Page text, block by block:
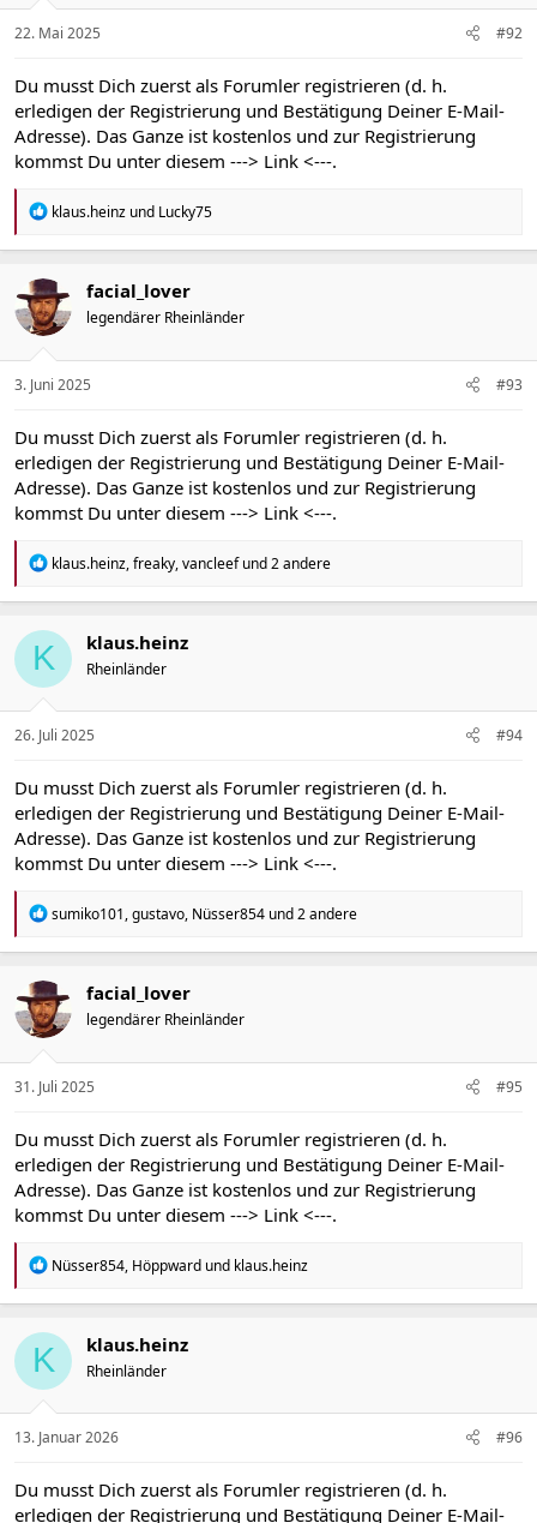
e
n
22. Mai 2025 #92
Du musst Dich zuerst als Forumler registrieren (d. h.
erledigen der Registrierung und Bestätigung Deiner E-Mail-
Adresse). Das Ganze ist kostenlos und zur Registrierung
kommst Du unter diesem ---> Link <---.
R
a
t
i
o
e
n
klaus.heinz und Lucky75
facial_lover
legendärer Rheinländer
3. Juni 2025 #93
Du musst Dich zuerst als Forumler registrieren (d. h.
erledigen der Registrierung und Bestätigung Deiner E-Mail-
Adresse). Das Ganze ist kostenlos und zur Registrierung
kommst Du unter diesem ---> Link <---.
R
a
t
o
e
n
klaus.heinz,freaky,vancleefund 2 andere
K klaus.heinz
Rheinländer
26. Juli 2025 #94
Du musst Dich zuerst als Forumler registrieren (d. h.
erledigen der Registrierung und Bestätigung Deiner E-Mail-
Adresse). Das Ganze ist kostenlos und zur Registrierung
kommst Du unter diesem ---> Link <---.
R
a
t
i
o
e
n
sumiko101,gustavo, Nüsser854 und 2 andere
facial_lover
legendärer Rheinländer
31. Juli 2025 #95
Du musst Dich zuerst als Forumler registrieren (d. h.
erledigen der Registrierung und Bestätigung Deiner E-Mail-
Adresse). Das Ganze ist kostenlos und zur Registrierung
kommst Du unter diesem ---> Link <---.
R
a
t
o
e
n
Nüsser854, Höppward und klaus.heinz
K klaus.heinz
Rheinländer
13. Januar 2026 #96
Du musst Dich zuerst als Forumler registrieren (d. h.
erledigen der Registrierung und Bestätigung Deiner E-Mail-